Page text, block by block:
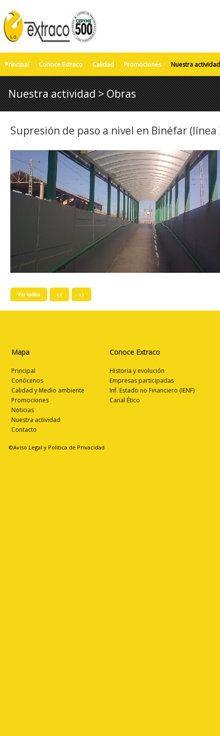
Principal Conoce Extraco Calidad Promociones Nuestra actividad
Nuestra actividad > Obras
Supresión de paso a nivel en Binéfar
Ver todos << >>
Mapa
Principal
Conócenos
Calidad y Medio ambiente
Promociones
Noticias
Nuestra actividad
Contacto
Conoce Extraco
Historia y evolución
Empresas participadas
Inf. Estado no Financiero (IENF)
Canal Ético
©Aviso Legal y Politica de Privacidad